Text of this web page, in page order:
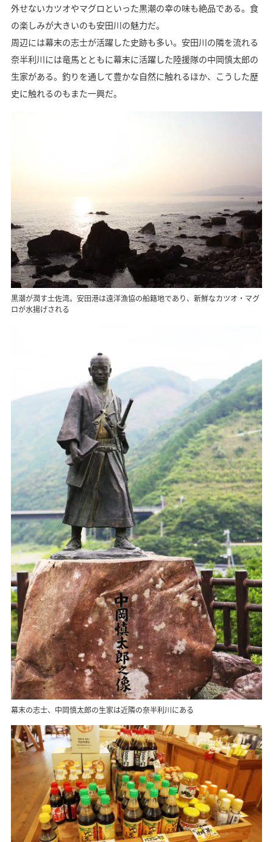
外せないカツオやマグロといった黒潮の幸の味も絶品である。食
の楽しみが大きいのも安田川の魅力だ。
周辺には幕末の志士が活躍した史跡も多い。安田川の隣を流れる
奈半利川には竜馬とともに幕末に活躍した陸援隊の中岡慎太郎の
生家がある。釣りを通して豊かな自然に触れるほか、こうした歴
史に触れるのもまた一興だ。
黒潮が潤す土佐湾。安田港は遠洋漁協の船籍地であり、新鮮なカツオ・マグ
ロが水揚げされる
幕末の志士、中岡慎太郎の生家は近隣の奈半利川にある